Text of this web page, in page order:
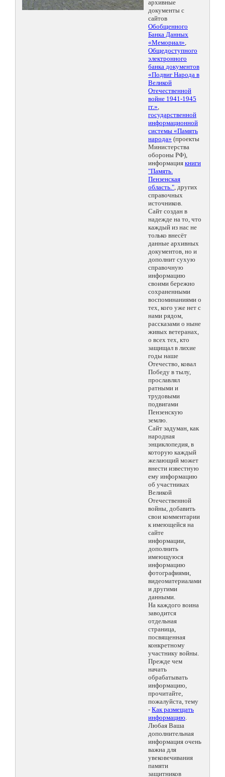
архивные
документы с
сайтов
Обобщенного
Банка Данных
«Мемориал»,
Общедоступного
электронного
банка документов
«Подвиг Народа в
Великой
Отечественной
войне 1941-1945
гг.»,
государственной
информационной
системы «Память
народа» (проекты
Министерства
обороны РФ),
информация книги
"Память.
Пензенская
область.", других
справочных
источников.
Сайт создан в
надежде на то, что
каждый из нас не
только внесёт
данные архивных
документов, но и
дополнит сухую
справочную
информацию
своими бережно
сохраненными
воспоминаниями о
тех, кого уже нет с
нами рядом,
рассказами о ныне
живых ветеранах,
о всех тех, кто
защищал в лихие
годы наше
Отечество, ковал
Победу в тылу,
прославлял
ратными и
трудовыми
подвигами
Пензенскую
землю.
Сайт задуман, как
народная
энциклопедия, в
которую каждый
желающий может
внести известную
ему информацию
об участниках
Великой
Отечественной
войны, добавить
свои комментарии
к имеющейся на
сайте
информации,
дополнить
имеющуюся
информацию
фотографиями,
видеоматериалами
и другими
данными.
На каждого воина
заводится
отдельная
страница,
посвященная
конкретному
участнику войны.
Прежде чем
начать
обрабатывать
информацию,
прочитайте,
пожалуйста, тему
- Как размещать
информацию.
Любая Ваша
дополнительная
информация очень
важна для
увековечивания
памяти
защитников